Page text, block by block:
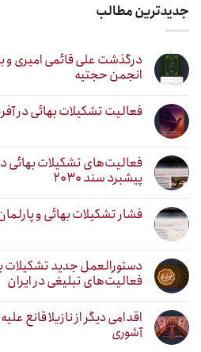
جدیدترین مطالب
درگذشت علی قائمی امیری و
انجمن حجتیه
فعالیت تشکیلات بهائی در
فعالیت‌های تشکیلات بهائی
پیشبرد سند ۲۰۳۰
فشار تشکیلات بهائی و
دستورالعمل جدید تشکیلات
فعالیت‌های تبلیغی در ایران
اقدامی دیگر از نازیلا قانع
آشوری